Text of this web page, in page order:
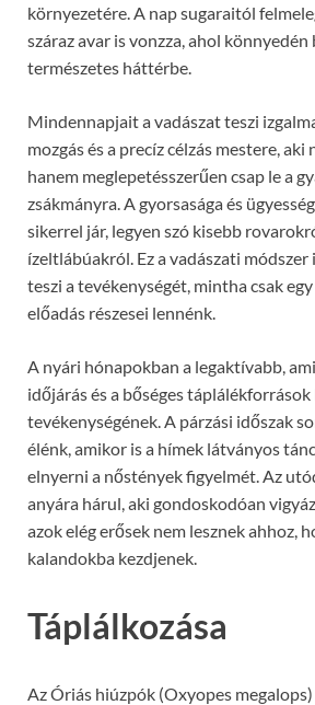
környezetére. A nap sugaraitól
száraz avar is vonzza, ahol könnyedén
természetes háttérbe.
Mindennapjait a vadászat teszi
mozgás és a precíz célzás mestere, aki
hanem meglepetésszerűen csap le a
zsákmányra. A gyorsasága és
sikerrel jár, legyen szó kisebb
ízeltlábúakról. Ez a vadászati módszer
teszi a tevékenységét, mintha csak
előadás részesei lennénk.
A nyári hónapokban a legaktívabb,
időjárás és a bőséges táplálékforrások
tevékenységének. A párzási időszak
élénk, amikor is a hímek látványos
elnyerni a nőstények figyelmét. Az
anyára hárul, aki gondoskodóan
azok elég erősek nem lesznek ahhoz,
kalandokba kezdjenek.
Táplálkozása
Az Óriás hiúzpók (Oxyopes